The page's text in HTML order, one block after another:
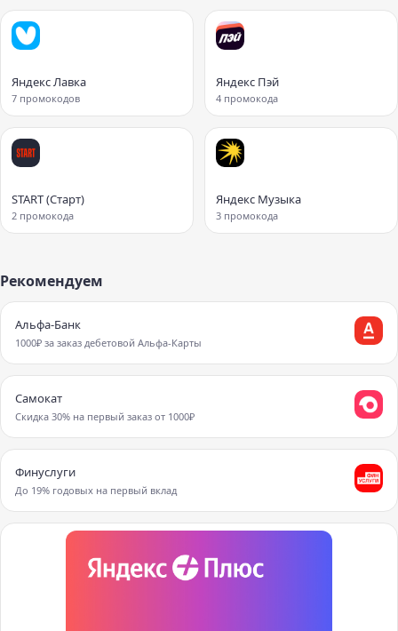
Яндекс Лавка
7 промокодов
Яндекс Пэй
4 промокода
START (Старт)
2 промокода
Яндекс Музыка
3 промокода
Рекомендуем
Альфа-Банк
1000₽ за заказ дебетовой Альфа-Карты
Самокат
Скидка 30% на первый заказ от 1000₽
Финуслуги
До 19% годовых на первый вклад